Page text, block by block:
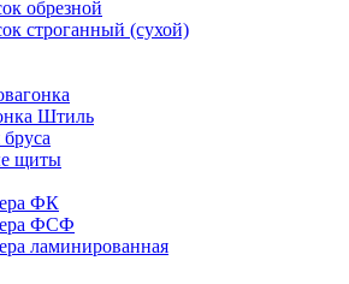
обрезной
строганный (сухой)
Штиль
щиты
ФК
ФСФ
ламинированная